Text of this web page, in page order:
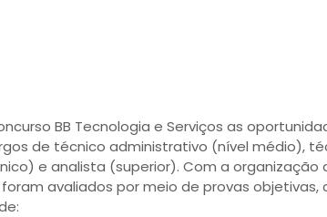
BB Tecnologia e Serviços as
de técnico administrativo (nível médio),
e analista (superior). Com a organização
avaliados por meio de provas objetivas,